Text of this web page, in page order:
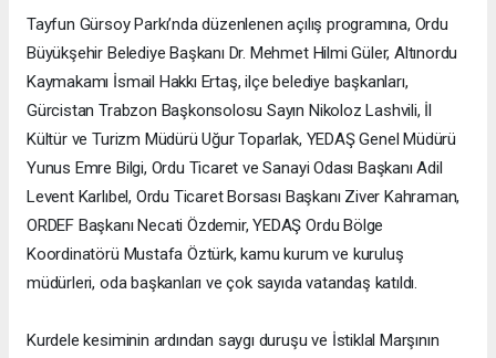
Tayfun Gürsoy Parkı’nda düzenlenen açılış programına, Ordu
Büyükşehir Belediye Başkanı Dr. Mehmet Hilmi Güler, Altınordu
Kaymakamı İsmail Hakkı Ertaş, ilçe belediye başkanları,
Gürcistan Trabzon Başkonsolosu Sayın Nikoloz Lashvili, İl
Kültür ve Turizm Müdürü Uğur Toparlak, YEDAŞ Genel Müdürü
Yunus Emre Bilgi, Ordu Ticaret ve Sanayi Odası Başkanı Adil
Levent Karlıbel, Ordu Ticaret Borsası Başkanı Ziver Kahraman,
ORDEF Başkanı Necati Özdemir, YEDAŞ Ordu Bölge
Koordinatörü Mustafa Öztürk, kamu kurum ve kuruluş
müdürleri, oda başkanları ve çok sayıda vatandaş katıldı.
Kurdele kesiminin ardından saygı duruşu ve İstiklal Marşının